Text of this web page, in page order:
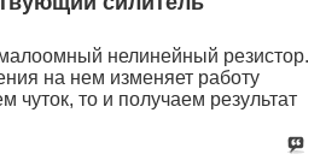
нелинейный резистор.
на нем изменяет работу
чуток, то и получаем результат